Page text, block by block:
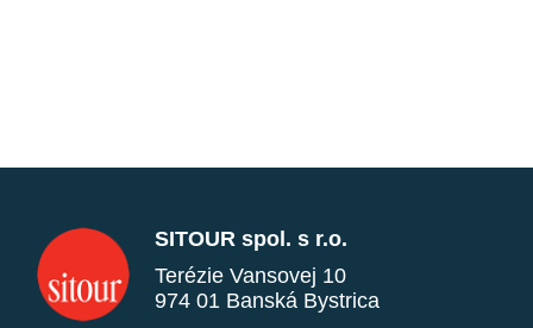
SITOUR spol. s r.o.
Terézie Vansovej 10
974 01 Banská Bystrica